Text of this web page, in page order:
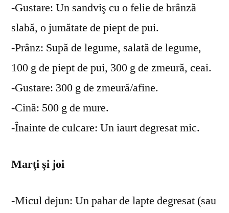
-Gustare: Un sandviş cu o felie de brânză
slabă, o jumătate de piept de pui.
-Prânz: Supă de legume, salată de legume,
100 g de piept de pui, 300 g de zmeură, ceai.
-Gustare: 300 g de zmeură/afine.
-Cină: 500 g de mure.
-Înainte de culcare: Un iaurt degresat mic.
Marţi şi joi
-Micul dejun: Un pahar de lapte degresat (sau